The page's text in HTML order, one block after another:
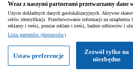
Firma
Ford Plichta Dostawcze - Bydgoszcz
Naprawa samochodów
Odkup
Wraz z naszymi partnerami przetwarzamy dane
Użycie dokładnych danych geolokalizacyjnych. Aktywne
celów identyfikacji. Przechowywanie informacji na urządzeniu
reklamy i treści, pomiar reklam i treści, badnie odbiorców i
Lista partnerów (dostawców)
Zezwól tylko na
niezbędne
Ustaw preferencje